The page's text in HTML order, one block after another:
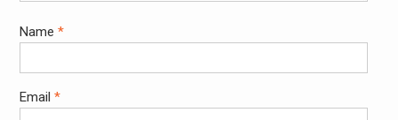
Name *
Email *